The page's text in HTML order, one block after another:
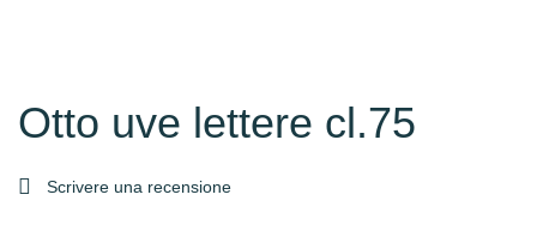
Otto uve lettere cl.75
 Scrivere una recensione